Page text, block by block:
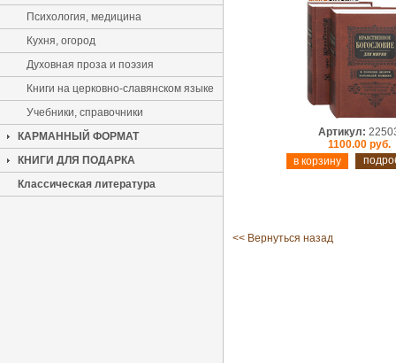
Психология, медицина
Кухня, огород
Духовная проза и поэзия
Книги на церковно-славянском языке
Учебники, справочники
КАРМАННЫЙ ФОРМАТ
КНИГИ ДЛЯ ПОДАРКА
Классическая литература
Артикул:
1100.00 руб.
<< Вернуться назад